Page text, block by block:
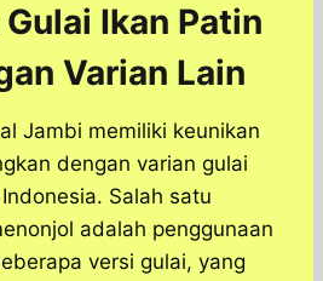
Ikan Patin
Varian Lain
Jambi memiliki keunikan
dengan varian gulai
Salah satu
adalah penggunaan
versi gulai, yang